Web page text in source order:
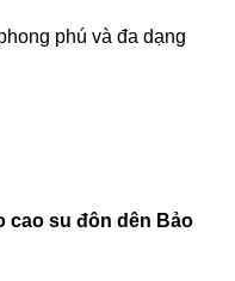
phú và đa dạng
cao su đôn dên Bảo